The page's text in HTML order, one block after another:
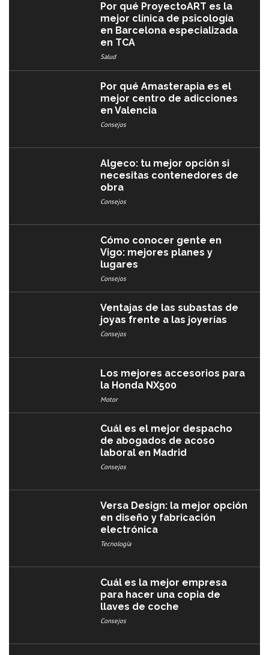
Por qué ProyectoART es la
mejor clínica de psicología
en Barcelona especializada
en TCA
Salud
Por qué Amasterapia es el
mejor centro de adicciones
en Valencia
Consejos
Algeco: tu mejor opción si
necesitas contenedores de
obra
Consejos
Cómo conocer gente en
Vigo: mejores planes y
lugares
Consejos
Ventajas de las subastas de
joyas frente a las joyerías
Consejos
Los mejores accesorios para
la Honda NX500
Motor
Cuál es el mejor despacho
de abogados de acoso
laboral en Madrid
Consejos
Versa Design: la mejor opción
en diseño y fabricación
electrónica
Tecnología
Cuál es la mejor empresa
para hacer una copia de
llaves de coche
Consejos